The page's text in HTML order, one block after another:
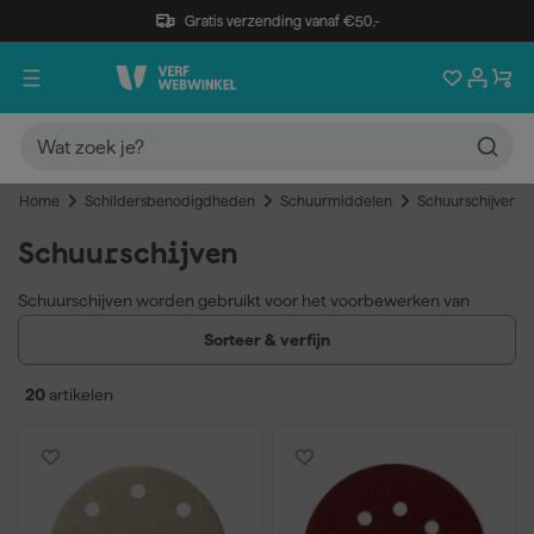
Gratis verzending vanaf €50,-
Home Schildersbenodigdheden Schuurmiddelen Schuurschijven
Schuurschijven
Schuurschijven worden gebruikt voor het voorbewerken van
ondergronden en het tussentijds schuren van verflagen bij
schilderwerk. Ze zijn verkrijgbaar in meerdere maten en
Verschillende korrelgroottes
Geschikt voor haakse slijper, slijptol en boormachine
Sorteer & verfijn
20 artikelen